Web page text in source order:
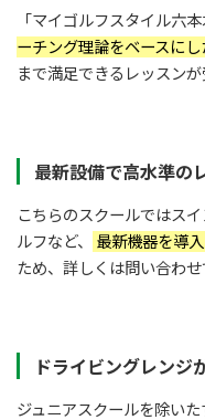
「マイゴルフスタイル六本
ーチング理論をベースに
まで満足できるレッスンが
最新設備で高水準の
こちらのスクールではス
ルフなど、
最新機器を導
ため、詳しくは問い合わせ
ドライビングレンジ
ジュニアスクールを除いた